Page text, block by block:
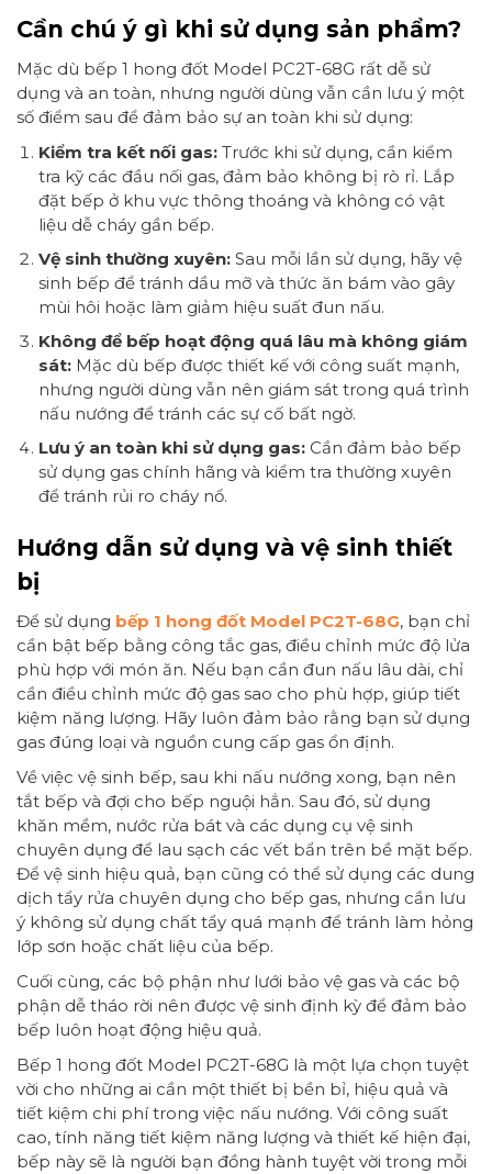
Cần chú ý gì khi sử dụng sản phẩm?
Mặc dù bếp 1 hong đốt Model PC2T-68G rất dễ sử
dụng và an toàn, nhưng người dùng vẫn cần lưu ý một
số điểm sau để đảm bảo sự an toàn khi sử dụng:
Kiểm tra kết nối gas:Trước khi sử dụng, cần kiểm
tra kỹ các đầu nối gas, đảm bảo không bị rò rỉ. Lắp
đặt bếp ở khu vực thông thoáng và không có vật
liệu dễ cháy gần bếp.
Vệ sinh thường xuyên:Sau mỗi lần sử dụng, hãy vệ
sinh bếp để tránh dầu mỡ và thức ăn bám vào gây
mùi hôi hoặc làm giảm hiệu suất đun nấu.
Không để bếp hoạt động quá lâu mà không giám
sát:Mặc dù bếp được thiết kế với công suất mạnh,
nhưng người dùng vẫn nên giám sát trong quá trình
nấu nướng để tránh các sự cố bất ngờ.
Lưu ý an toàn khi sử dụng gas:Cần đảm bảo bếp
sử dụng gas chính hãng và kiểm tra thường xuyên
để tránh rủi ro cháy nổ.
Hướng dẫn sử dụng và vệ sinh thiết
bị
Để sử dụng bếp 1 hong đốt Model PC2T-68G, bạn chỉ
cần bật bếp bằng công tắc gas, điều chỉnh mức độ lửa
phù hợp với món ăn. Nếu bạn cần đun nấu lâu dài, chỉ
cần điều chỉnh mức độ gas sao cho phù hợp, giúp tiết
kiệm năng lượng. Hãy luôn đảm bảo rằng bạn sử dụng
gas đúng loại và nguồn cung cấp gas ổn định.
Về việc vệ sinh bếp, sau khi nấu nướng xong, bạn nên
tắt bếp và đợi cho bếp nguội hẳn. Sau đó, sử dụng
khăn mềm, nước rửa bát và các dụng cụ vệ sinh
chuyên dụng để lau sạch các vết bẩn trên bề mặt bếp.
Để vệ sinh hiệu quả, bạn cũng có thể sử dụng các dung
dịch tẩy rửa chuyên dụng cho bếp gas, nhưng cần lưu
ý không sử dụng chất tẩy quá mạnh để tránh làm hỏng
lớp sơn hoặc chất liệu của bếp.
Cuối cùng, các bộ phận như lưới bảo vệ gas và các bộ
phận dễ tháo rời nên được vệ sinh định kỳ để đảm bảo
bếp luôn hoạt động hiệu quả.
Bếp 1 hong đốt Model PC2T-68G là một lựa chọn tuyệt
vời cho những ai cần một thiết bị bền bỉ, hiệu quả và
tiết kiệm chi phí trong việc nấu nướng. Với công suất
cao, tính năng tiết kiệm năng lượng và thiết kế hiện đại,
bếp này sẽ là người bạn đồng hành tuyệt vời trong mỗi